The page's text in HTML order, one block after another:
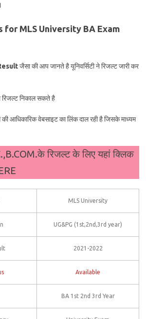
for MLS University BA Exam
जैसा की आप जानते है यूनिवर्सिटी ने रिजल्ट जारी कर
रिजल्ट निकाल सकते है
की आधिकारिक वेबसाइट का लिंक दाल रही है जिसके माध्यम
रिजल्ट के लिए यहां क्लिक
MLS University
UG&PG (1st,2nd,3rd year)
2021-2022
Available
BA 1st 2nd 3rd Year